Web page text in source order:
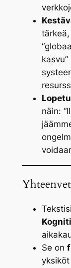
näin:
Se on